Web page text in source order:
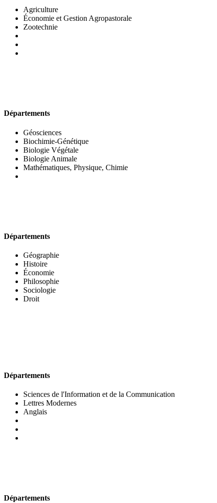
Agriculture
Économie et Gestion Agropastorale
Zootechnie
Départements
Géosciences
Biochimie-Génétique
Biologie Végétale
Biologie Animale
Mathématiques, Physique, Chimie
Départements
Géographie
Histoire
Économie
Philosophie
Sociologie
Droit
Départements
Sciences de l'Information et de la Communication
Lettres Modernes
Anglais
Départements